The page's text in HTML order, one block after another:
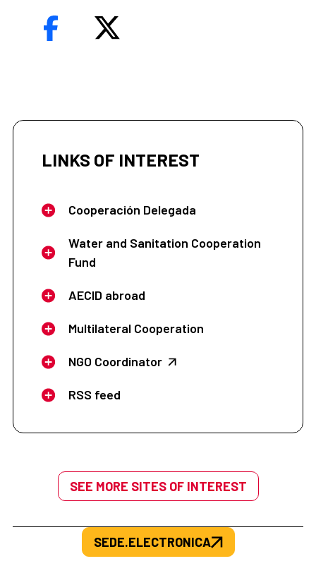
LINKS OF INTEREST
Cooperación Delegada
Water and Sanitation Cooperation
Fund
AECID abroad
Multilateral Cooperation
NGO Coordinator
RSS feed
SEE MORE SITES OF INTEREST
SEDE.ELECTRONICA